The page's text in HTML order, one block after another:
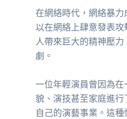
在網絡時代，網絡暴
以在網絡上肆意發表
人帶來巨大的精神壓
劇。
一位年輕演員曾因為
貌、演技甚至家庭進
自己的演藝事業。這